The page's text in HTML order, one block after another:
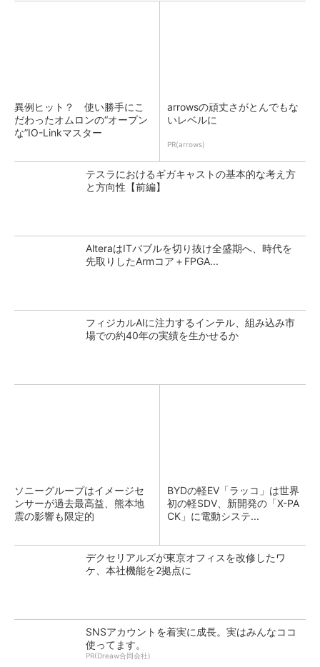
異例ヒット？ 使い勝手にこ
だわったオムロンの“オープン
な”IO-Linkマスター
arrowsの頑丈さがとんでもな
いレベルに
PR(arrows)
テスラにおけるギガキャストの基本的な考え方
と方向性【前編】
AlteraはITバブルを切り抜け全盛期へ、時代を
先取りしたArmコア＋FPGA...
フィジカルAIに注力するインテル、組み込み市
場での約40年の実績を生かせるか
ソニーグループはイメージセ
ンサーが過去最高益、熊本地
震の影響も限定的
BYDの軽EV「ラッコ」は世界
初の軽SDV、新開発の「X-PA
CK」に電動システ...
デクセリアルズが東京オフィスを改修したワ
ケ、本社機能を2拠点に
SNSアカウントを着実に成長。実はみんなココ
使ってます。
PR(Dreaw合同会社)